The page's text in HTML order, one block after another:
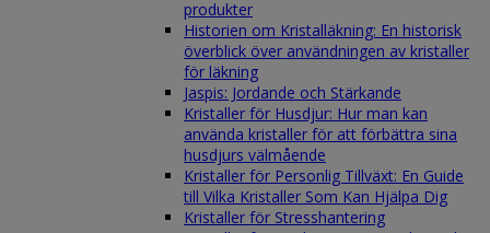
produkter
Historien om Kristalläkning: En historisk
överblick över användningen av kristaller
för läkning
Jaspis: Jordande och Stärkande
Kristaller för Husdjur: Hur man kan
använda kristaller för att förbättra sina
husdjurs välmående
Kristaller för Personlig Tillväxt: En Guide
till Vilka Kristaller Som Kan Hjälpa Dig
Kristaller för Stresshantering